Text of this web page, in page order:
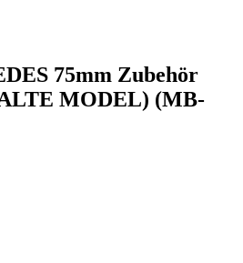
75mm Zubehör
MODEL) (MB-